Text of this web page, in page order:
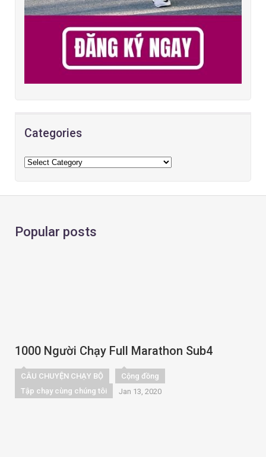
Categories
Popular posts
1000 Người Chạy Full Marathon Sub4
CÂU CHUYỆN CHẠY BỘ
Cộng đồng
Tập chạy cùng chúng tôi
Jan 13, 2020